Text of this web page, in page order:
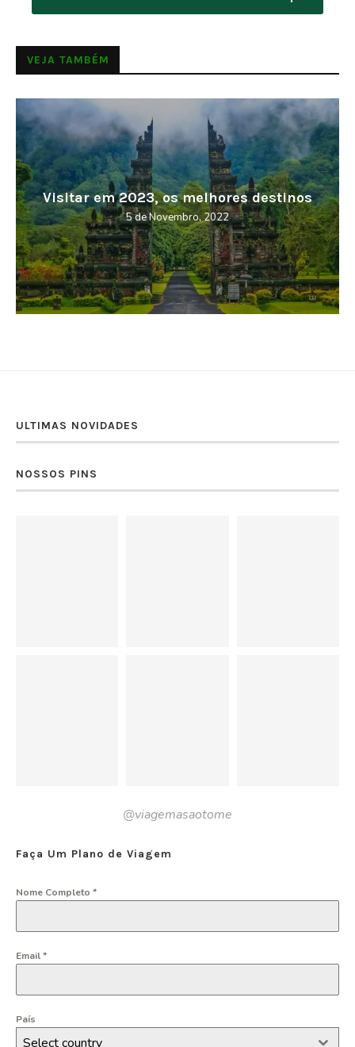
VEJA TAMBÉM
Visitar em 2023, os melhores destinos
5 de Novembro, 2022
ULTIMAS NOVIDADES
NOSSOS PINS
@viagemasaotome
Faça Um Plano de Viagem
Nome Completo *
Email*
País
Select country